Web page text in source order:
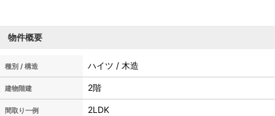
物件概要
種別 / 構造 ハイツ / 木造
建物階建 2階
間取り一例 2LDK